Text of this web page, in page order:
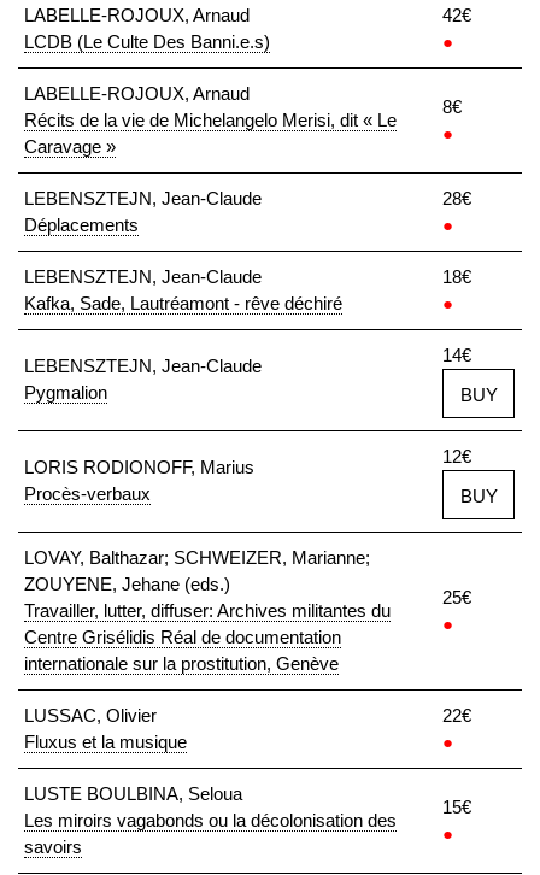
LABELLE-ROJOUX, Arnaud
LCDB (Le Culte Des Banni.e.s)
42€
●
LABELLE-ROJOUX, Arnaud
Récits de la vie de Michelangelo Merisi, dit « Le
Caravage »
8€
●
LEBENSZTEJN, Jean-Claude
Déplacements
28€
●
LEBENSZTEJN, Jean-Claude
Kafka, Sade, Lautréamont - rêve déchiré
18€
●
LEBENSZTEJN, Jean-Claude
Pygmalion
14€
BUY
LORIS RODIONOFF, Marius
Procès-verbaux
12€
BUY
LOVAY, Balthazar; SCHWEIZER, Marianne;
ZOUYENE, Jehane (eds.)
Travailler, lutter, diffuser: Archives militantes du
Centre Grisélidis Réal de documentation
internationale sur la prostitution, Genève
25€
●
LUSSAC, Olivier
Fluxus et la musique
22€
●
LUSTE BOULBINA, Seloua
Les miroirs vagabonds ou la décolonisation des
savoirs
15€
●